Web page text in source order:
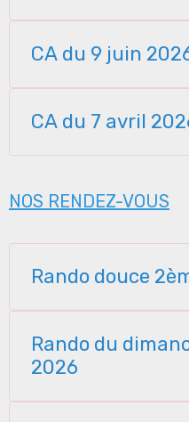
CA du 9 juin
CA du 7 avril
NOS RENDEZ-VOUS
Rando douce
Rando du
2026